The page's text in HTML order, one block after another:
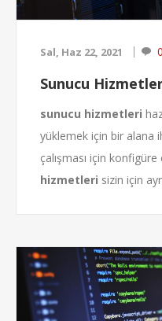
Sal, Haz 22, 2021 0
Sunucu
sunucu hizmetleri
yüklemek için bir alana
çalışması için
hizmetleri sizin için
üzerinden
günün her saati
Size gece 03:00' te bile
www.aweb.com.tr